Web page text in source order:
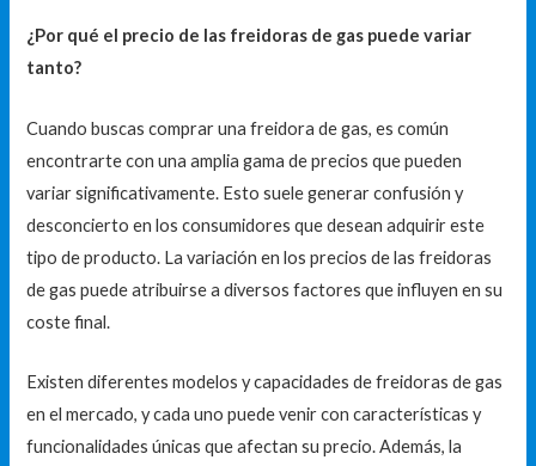
¿Por qué el precio de las freidoras de gas puede variar
tanto?
Cuando buscas comprar una freidora de gas, es común
encontrarte con una amplia gama de precios que pueden
variar significativamente. Esto suele generar confusión y
desconcierto en los consumidores que desean adquirir este
tipo de producto. La variación en los precios de las freidoras
de gas puede atribuirse a diversos factores que influyen en su
coste final.
Existen diferentes modelos y capacidades de freidoras de gas
en el mercado, y cada uno puede venir con características y
funcionalidades únicas que afectan su precio. Además, la